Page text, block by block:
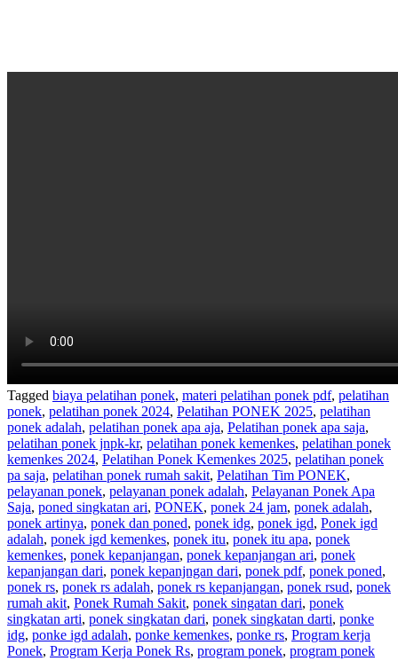
Tagged biaya pelatihan ponek, materi pelatihan ponek pdf, pelatihan
ponek, pelatihan ponek 2024, Pelatihan PONEK 2025, pelatihan
ponek adalah, pelatihan ponek apa aja, Pelatihan ponek apa saja,
pelatihan ponek jnpk-kr, pelatihan ponek kemenkes, pelatihan ponek
kemenkes 2024, Pelatihan Ponek Kemenkes 2025, pelatihan ponek
pa saja, pelatihan ponek rumah sakit, Pelatihan Tim PONEK,
pelayanan ponek, pelayanan ponek adalah, Pelayanan Ponek Apa
Saja, poned singkatan ari, PONEK, ponek 24 jam, ponek adalah,
ponek artinya, ponek dan poned, ponek idg, ponek igd, Ponek igd
adalah, ponek igd kemenkes, ponek itu, ponek itu apa, ponek
kemenkes, ponek kepanjangan, ponek kepanjangan ari, ponek
kepanjangan dari, ponek kepanjngan dari, ponek pdf, ponek poned,
ponek rs, ponek rs adalah, ponek rs kepanjangan, ponek rsud, ponek
rumah akit, Ponek Rumah Sakit, ponek singatan dari, ponek
singkatan arti, ponek singkatan dari, ponek singkatan darti, ponke
idg, ponke igd adalah, ponke kemenkes, ponke rs, Program kerja
Ponek, Program Kerja Ponek Rs, program ponek, program ponek